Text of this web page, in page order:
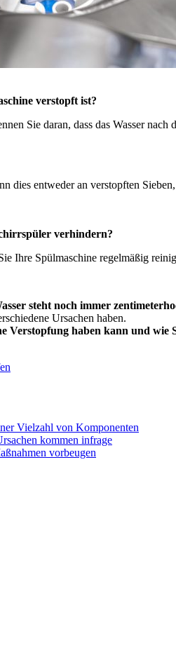
verstopft ist?
Sie daran, dass das Wasser
dies entweder an verstopften
verhindern?
Ihre Spülmaschine regelmäßig
steht noch immer
Ursachen haben.
Verstopfung haben kann und
Vielzahl von Komponenten
kommen infrage
vorbeugen